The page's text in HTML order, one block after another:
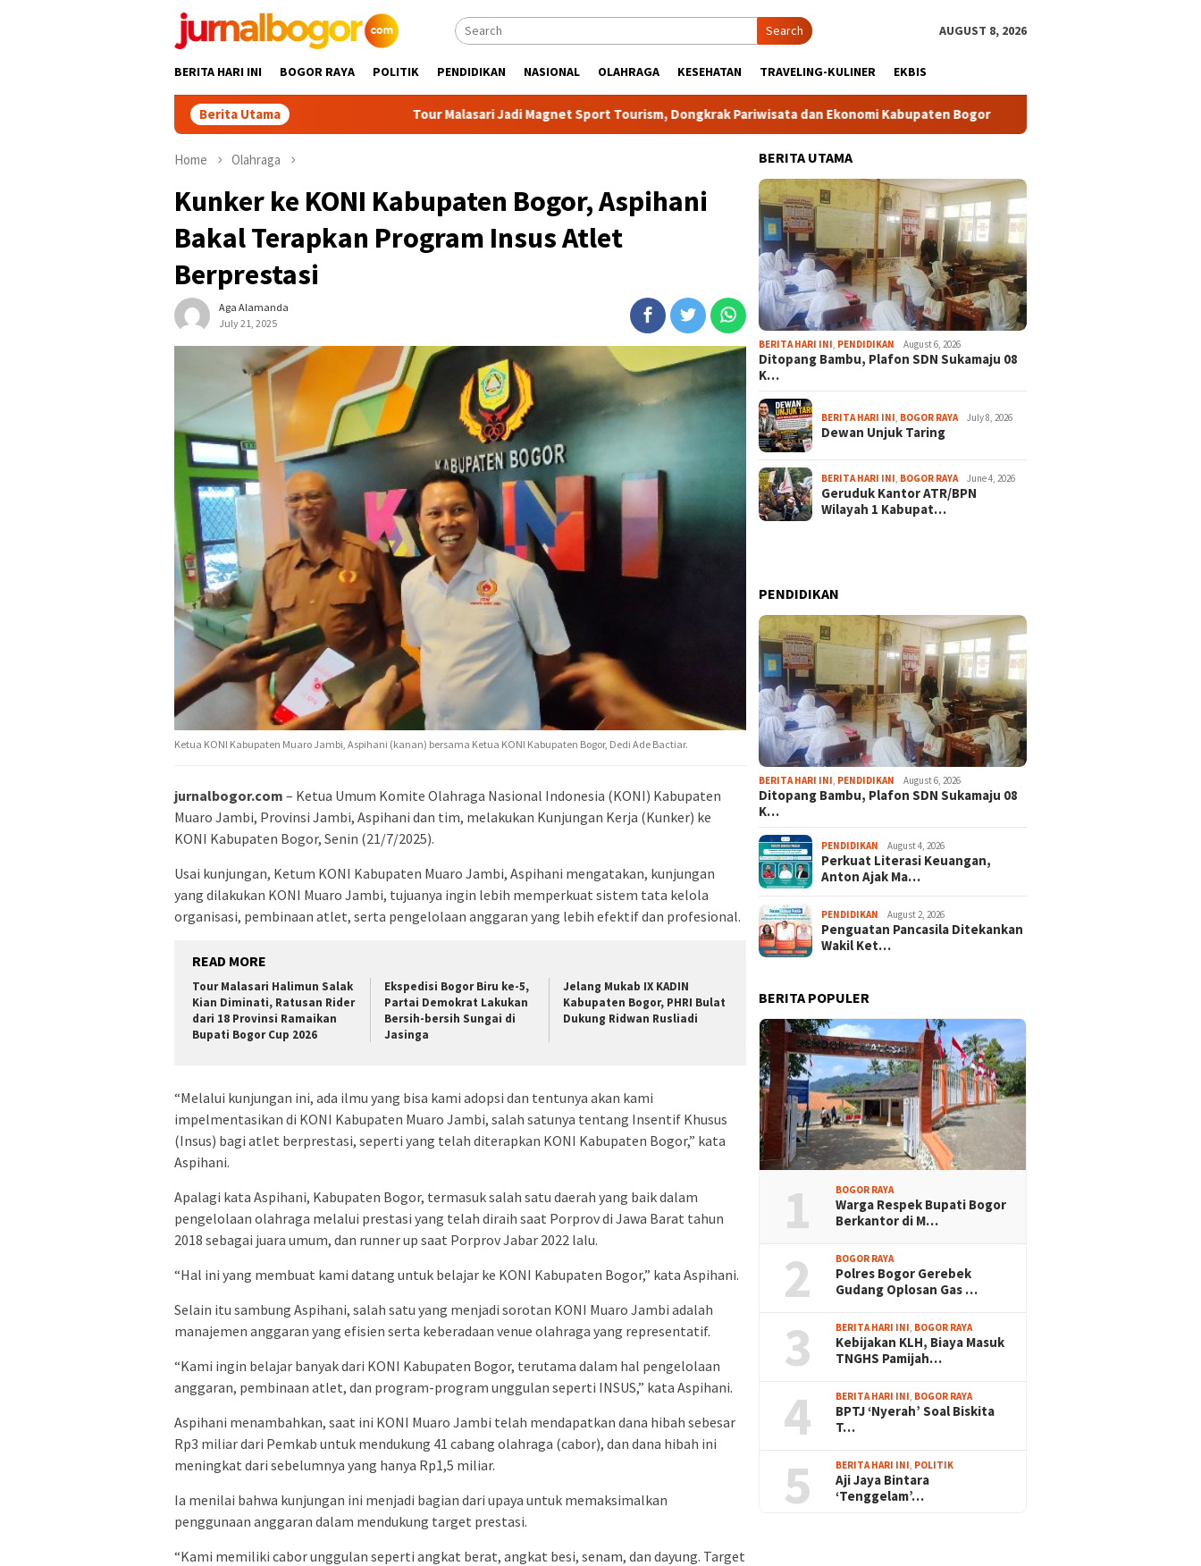
Search AUGUST 8, 2026
BERITA HARI INI BOGOR RAYA POLITIK PENDIDIKAN NASIONAL OLAHRAGA KESEHATAN TRAVELING-KULINER EKBIS
Berita Utama Tour Malasari Jadi Magnet Sport Tourism, Dongkrak Pariwisata dan Ekonomi Kabupaten Bogor Tour Malasari Halimun Salak Kian
Home Olahraga
Kunker ke KONI Kabupaten Bogor, Aspihani
Bakal Terapkan Program Insus Atlet
Berprestasi
Aga Alamanda
July 21, 2025
Ketua KONI Kabupaten Muaro Jambi, Aspihani (kanan) bersama Ketua KONI Kabupaten Bogor, Dedi Ade Bactiar.
jurnalbogor.com – Ketua Umum Komite Olahraga Nasional Indonesia (KONI) Kabupaten
Muaro Jambi, Provinsi Jambi, Aspihani dan tim, melakukan Kunjungan Kerja (Kunker) ke
KONI Kabupaten Bogor, Senin (21/7/2025).
Usai kunjungan, Ketum KONI Kabupaten Muaro Jambi, Aspihani mengatakan, kunjungan
yang dilakukan KONI Muaro Jambi, tujuanya ingin lebih memperkuat sistem tata kelola
organisasi, pembinaan atlet, serta pengelolaan anggaran yang lebih efektif dan profesional.
READ MORE
Tour Malasari Halimun Salak
Kian Diminati, Ratusan Rider
dari 18 Provinsi Ramaikan
Bupati Bogor Cup 2026
Ekspedisi Bogor Biru ke-5,
Partai Demokrat Lakukan
Bersih-bersih Sungai di
Jasinga
Jelang Mukab IX KADIN
Kabupaten Bogor, PHRI Bulat
Dukung Ridwan Rusliadi
“Melalui kunjungan ini, ada ilmu yang bisa kami adopsi dan tentunya akan kami
impelmentasikan di KONI Kabupaten Muaro Jambi, salah satunya tentang Insentif Khusus
(Insus) bagi atlet berprestasi, seperti yang telah diterapkan KONI Kabupaten Bogor,” kata
Aspihani.
Apalagi kata Aspihani, Kabupaten Bogor, termasuk salah satu daerah yang baik dalam
pengelolaan olahraga melalui prestasi yang telah diraih saat Porprov di Jawa Barat tahun
2018 sebagai juara umum, dan runner up saat Porprov Jabar 2022 lalu.
“Hal ini yang membuat kami datang untuk belajar ke KONI Kabupaten Bogor,” kata Aspihani.
Selain itu sambung Aspihani, salah satu yang menjadi sorotan KONI Muaro Jambi adalah
manajemen anggaran yang efisien serta keberadaan venue olahraga yang representatif.
“Kami ingin belajar banyak dari KONI Kabupaten Bogor, terutama dalam hal pengelolaan
anggaran, pembinaan atlet, dan program-program unggulan seperti INSUS,” kata Aspihani.
Aspihani menambahkan, saat ini KONI Muaro Jambi telah mendapatkan dana hibah sebesar
Rp3 miliar dari Pemkab untuk mendukung 41 cabang olahraga (cabor), dan dana hibah ini
meningkat dari sebelumnya yang hanya Rp1,5 miliar.
Ia menilai bahwa kunjungan ini menjadi bagian dari upaya untuk memaksimalkan
penggunaan anggaran dalam mendukung target prestasi.
“Kami memiliki cabor unggulan seperti angkat berat, angkat besi, senam, dan dayung. Target
BERITA UTAMA
BERITA HARI INI PENDIDIKAN August 6, 2026
Ditopang Bambu, Plafon SDN Sukamaju 08
K…
BERITA HARI INI BOGOR RAYA July 8, 2026
Dewan Unjuk Taring
BERITA HARI INI BOGOR RAYA June 4, 2026
Geruduk Kantor ATR/BPN
Wilayah 1 Kabupat…
PENDIDIKAN
BERITA HARI INI PENDIDIKAN August 6, 2026
Ditopang Bambu, Plafon SDN Sukamaju 08
K…
PENDIDIKAN August 4, 2026
Perkuat Literasi Keuangan,
Anton Ajak Ma…
PENDIDIKAN August 2, 2026
Penguatan Pancasila Ditekankan
Wakil Ket…
BERITA POPULER
1 BOGOR RAYA
Warga Respek Bupati Bogor
Berkantor di M…
2 BOGOR RAYA
Polres Bogor Gerebek
Gudang Oplosan Gas …
3 BERITA HARI INI, BOGOR RAYA
Kebijakan KLH, Biaya Masuk
TNGHS Pamijah…
4 BERITA HARI INI, BOGOR RAYA
BPTJ ‘Nyerah’ Soal Biskita
T…
5 BERITA HARI INI, POLITIK
Aji Jaya Bintara
‘Tenggelam’…